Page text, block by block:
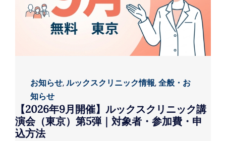
お知らせ,ルックスクリニック情報,全般・お
知らせ
【2026年9月開催】ルックスクリニック講
演会（東京）第5弾｜対象者・参加費・申
込方法